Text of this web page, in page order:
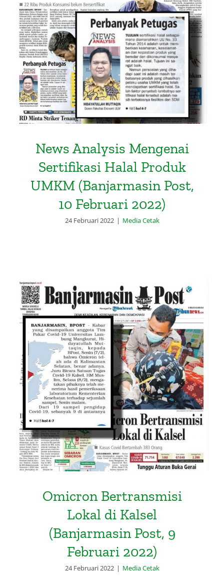
News Analysis Mengenai
Sertifikasi Halal Produk UMKM
(Banjarmasin Post, 10 Februari
2022)
News Analysis Mengenai
Sertifikasi Halal Produk
UMKM (Banjarmasin Post,
10 Februari 2022)
24 Februari 2022 | Media Cetak
Omicron Bertransmisi Lokal di
Kalsel (Banjarmasin Post, 9
Februari 2022)
Omicron Bertransmisi
Lokal di Kalsel
(Banjarmasin Post, 9
Februari 2022)
24 Februari 2022 | Media Cetak